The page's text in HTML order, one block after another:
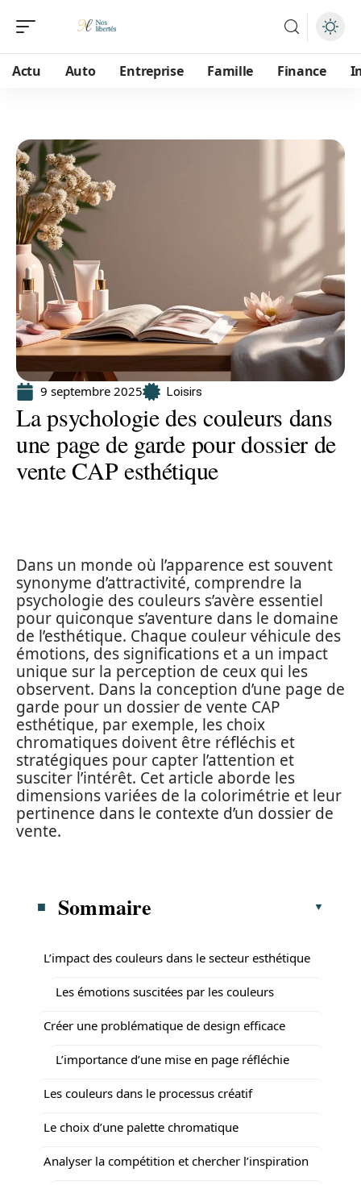
Actu Auto Entreprise Famille Finance
9 septembre 2025 Loisirs
La psychologie des couleurs dans
une page de garde pour dossier de
vente CAP esthétique
Dans un monde où l’apparence est souvent
synonyme d’attractivité, comprendre la
psychologie des couleurs s’avère essentiel
pour quiconque s’aventure dans le domaine
de l’esthétique. Chaque couleur véhicule des
émotions, des significations et a un impact
unique sur la perception de ceux qui les
observent. Dans la conception d’une page de
garde pour un dossier de vente CAP
esthétique, par exemple, les choix
chromatiques doivent être réfléchis et
stratégiques pour capter l’attention et
susciter l’intérêt. Cet article aborde les
dimensions variées de la colorimétrie et leur
pertinence dans le contexte d’un dossier de
vente.
Sommaire
L’impact des couleurs dans le secteur esthétique
Les émotions suscitées par les couleurs
Créer une problématique de design efficace
L’importance d’une mise en page réfléchie
Les couleurs dans le processus créatif
Le choix d’une palette chromatique
Analyser la compétition et chercher l’inspiration